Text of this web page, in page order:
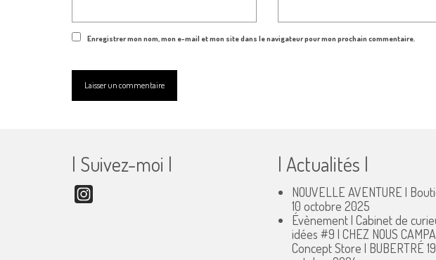
Enregistrer mon nom, mon e-mail et mon site dans le navigateur pour mon prochain commentaire.
| Suivez-moi | | Actualités |
NOUVELLE AVENTURE |
10 octobre 2025
Évènement | Cabinet de
idées #9 | CHEZ NOUS
Concept Store | BUBERTRÉ 19